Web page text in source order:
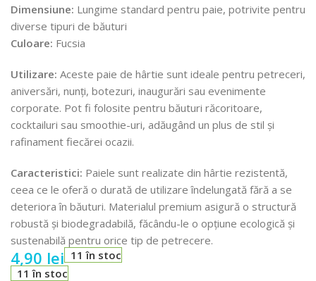
Dimensiune: Lungime standard pentru paie, potrivite pentru
diverse tipuri de băuturi
Culoare: Fucsia
Utilizare: Aceste paie de hârtie sunt ideale pentru petreceri,
aniversări, nunți, botezuri, inaugurări sau evenimente
corporate. Pot fi folosite pentru băuturi răcoritoare,
cocktailuri sau smoothie-uri, adăugând un plus de stil și
rafinament fiecărei ocazii.
Caracteristici: Paiele sunt realizate din hârtie rezistentă,
ceea ce le oferă o durată de utilizare îndelungată fără a se
deteriora în băuturi. Materialul premium asigură o structură
robustă și biodegradabilă, făcându-le o opțiune ecologică și
sustenabilă pentru orice tip de petrecere.
4,90 lei 11 în stoc
11 în stoc